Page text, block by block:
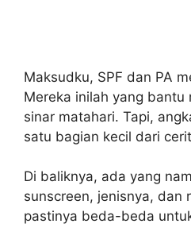
Maksudku, SPF dan PA
Mereka inilah yang bantu
sinar matahari. Tapi,
satu bagian kecil dari
Di baliknya, ada yang
sunscreen, jenisnya, dan
pastinya beda-beda